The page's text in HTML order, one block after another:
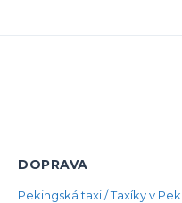
DOPRAVA
Pekingská taxi / Taxíky v